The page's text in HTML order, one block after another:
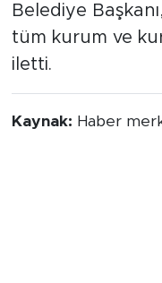
Belediye
tüm kurum ve
iletti.
Kaynak: Haber